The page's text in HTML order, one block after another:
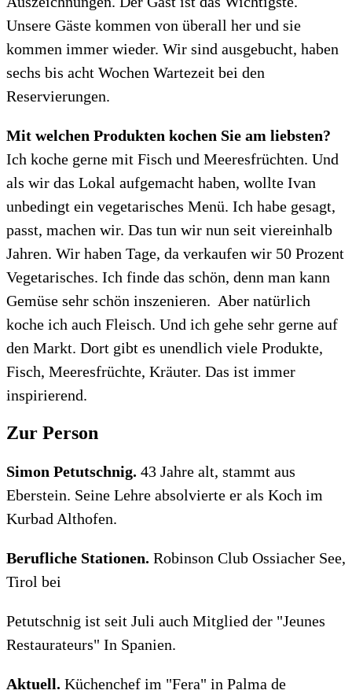
Unsere Gäste kommen von überall her und sie
kommen immer wieder. Wir sind ausgebucht, haben
sechs bis acht Wochen Wartezeit bei den
Reservierungen.
Mit welchen Produkten kochen Sie am liebsten?
Ich koche gerne mit Fisch und Meeresfrüchten. Und
als wir das Lokal aufgemacht haben, wollte Ivan
unbedingt ein vegetarisches Menü. Ich habe gesagt,
passt, machen wir. Das tun wir nun seit viereinhalb
Jahren. Wir haben Tage, da verkaufen wir 50 Prozent
Vegetarisches. Ich finde das schön, denn man kann
Gemüse sehr schön inszenieren. Aber natürlich
koche ich auch Fleisch. Und ich gehe sehr gerne auf
den Markt. Dort gibt es unendlich viele Produkte,
Fisch, Meeresfrüchte, Kräuter. Das ist immer
inspirierend.
Zur Person
Simon Petutschnig. 43 Jahre alt, stammt aus
Eberstein. Seine Lehre absolvierte er als Koch im
Kurbad Althofen.
Berufliche Stationen. Robinson Club Ossiacher See,
Tirol bei
Petutschnig ist seit Juli auch Mitglied der "Jeunes
Restaurateurs" In Spanien.
Aktuell. Küchenchef im "Fera" in Palma de